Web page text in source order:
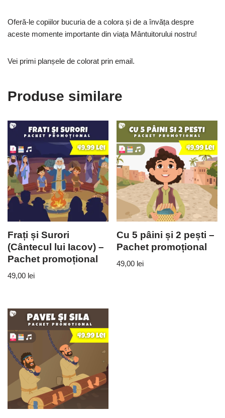
Oferă-le copiilor bucuria de a colora și de a învăța despre
aceste momente importante din viața Mântuitorului nostru!
Vei primi planșele de colorat prin email.
Produse similare
Frați și Surori
(Cântecul lui Iacov) –
Pachet promoțional
49,00 lei
Cu 5 pâini și 2 pești –
Pachet promoțional
49,00 lei